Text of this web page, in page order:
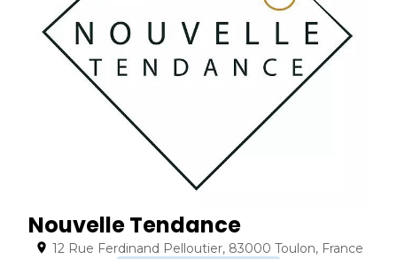
Nouvelle Tendance
12 Rue Ferdinand Pelloutier, 83000 Toulon, France